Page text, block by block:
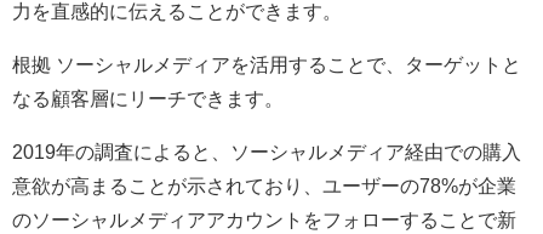
力を直感的に伝えることができます。
根拠 ソーシャルメディアを活用することで、ターゲットと
なる顧客層にリーチできます。
2019年の調査によると、ソーシャルメディア経由での購入
意欲が高まることが示されており、ユーザーの78%が企業
のソーシャルメディアアカウントをフォローすることで新